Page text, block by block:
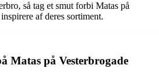
så tag et smut forbi Matas på
af deres sortiment.
Matas på Vesterbrogade